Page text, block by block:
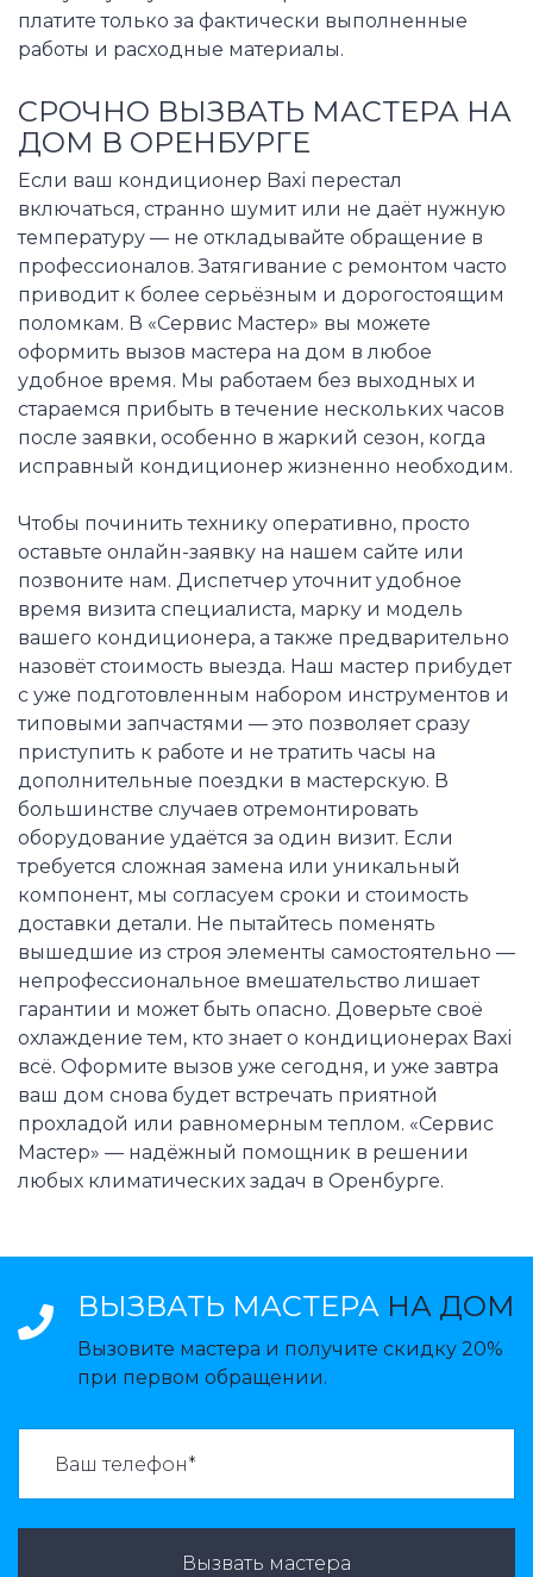
платите только за фактически выполненные
работы и расходные материалы.
СРОЧНО ВЫЗВАТЬ МАСТЕРА НА
ДОМ В ОРЕНБУРГЕ
Если ваш кондиционер Baxi перестал
включаться, странно шумит или не даёт нужную
температуру — не откладывайте обращение в
профессионалов. Затягивание с ремонтом часто
приводит к более серьёзным и дорогостоящим
поломкам. В «Сервис Мастер» вы можете
оформить вызов мастера на дом в любое
удобное время. Мы работаем без выходных и
стараемся прибыть в течение нескольких часов
после заявки, особенно в жаркий сезон, когда
исправный кондиционер жизненно необходим.
Чтобы починить технику оперативно, просто
оставьте онлайн-заявку на нашем сайте или
позвоните нам. Диспетчер уточнит удобное
время визита специалиста, марку и модель
вашего кондиционера, а также предварительно
назовёт стоимость выезда. Наш мастер прибудет
с уже подготовленным набором инструментов и
типовыми запчастями — это позволяет сразу
приступить к работе и не тратить часы на
дополнительные поездки в мастерскую. В
большинстве случаев отремонтировать
оборудование удаётся за один визит. Если
требуется сложная замена или уникальный
компонент, мы согласуем сроки и стоимость
доставки детали. Не пытайтесь поменять
вышедшие из строя элементы самостоятельно —
непрофессиональное вмешательство лишает
гарантии и может быть опасно. Доверьте своё
охлаждение тем, кто знает о кондиционерах Baxi
всё. Оформите вызов уже сегодня, и уже завтра
ваш дом снова будет встречать приятной
прохладой или равномерным теплом. «Сервис
Мастер» — надёжный помощник в решении
любых климатических задач в Оренбурге.
ВЫЗВАТЬ МАСТЕРА НА ДОМ
Вызовите мастера и получите скидку 20%
при первом обращении.
Вызвать мастера